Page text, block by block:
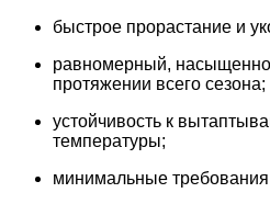
быстрое прорастание и
равномерный,
протяжении всего сезона;
устойчивость к
температуры;
минимальные требования